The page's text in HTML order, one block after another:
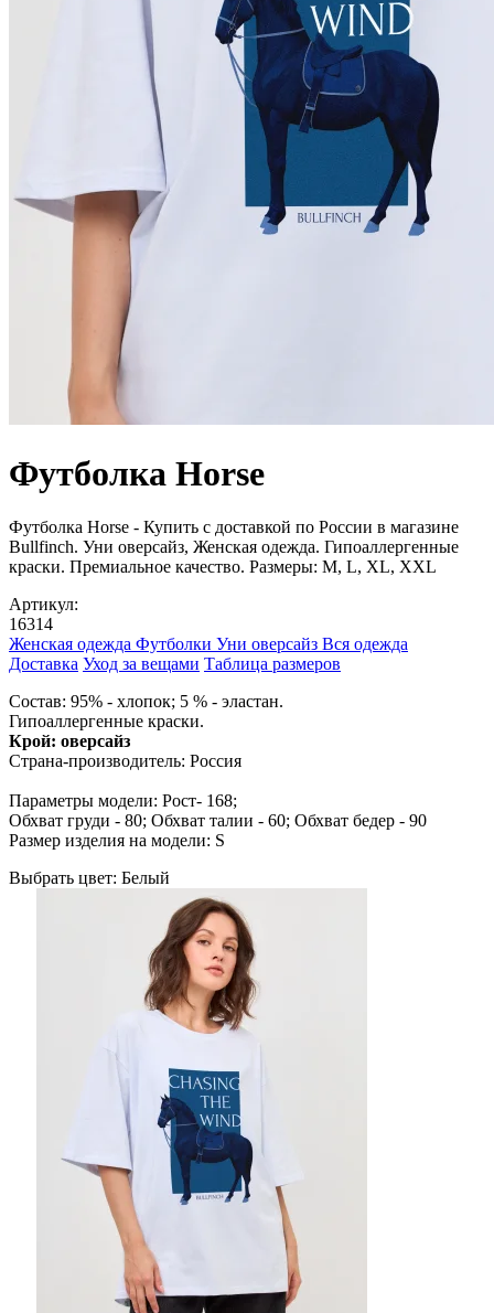
Футболка Horse
Футболка Horse - Купить с доставкой по России в магазине
Bullfinch. Уни оверсайз, Женская одежда. Гипоаллергенные
краски. Премиальное качество. Размеры: M, L, XL, XXL
Артикул:
16314
Женская одежда Футболки Уни оверсайз Вся одежда
Доставка Уход за вещами Таблица размеров
Cостав: 95% - хлопок; 5 % - эластан.
Гипоаллергенные краски.
Крой: оверсайз
Страна-производитель: Россия
Параметры модели: Рост- 168;
Обхват груди - 80; Обхват талии - 60; Обхват бедер - 90
Размер изделия на модели: S
Выбрать цвет: Белый